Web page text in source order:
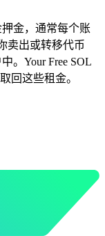
押金，通常每个账
卖出或转移代币
。Your Free SOL
回这些租金。